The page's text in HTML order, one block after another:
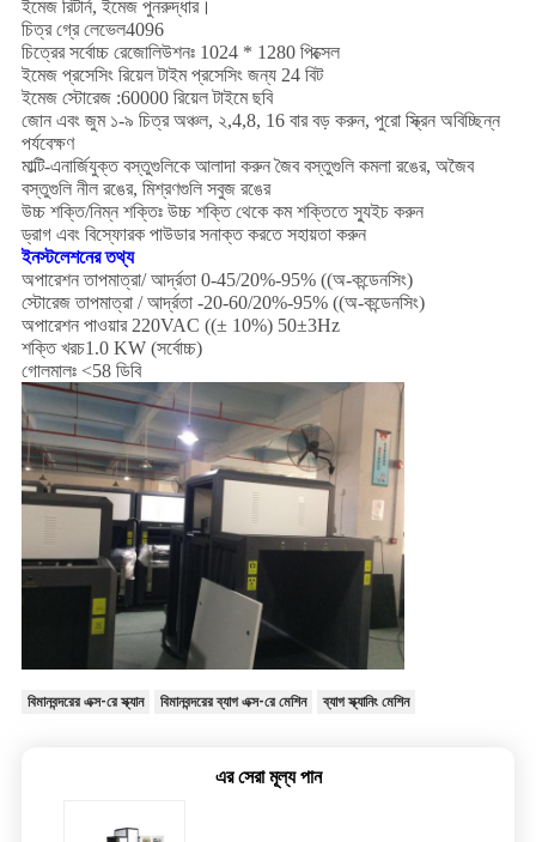
ইমেজ রিটার্ন, ইমেজ পুনরুদ্ধার।
চিত্র গ্রে লেভেল4096
চিত্রের সর্বোচ্চ রেজোলিউশনঃ 1024 * 1280 পিক্সেল
ইমেজ প্রসেসিং রিয়েল টাইম প্রসেসিং জন্য 24 বিট
ইমেজ স্টোরেজ :60000 রিয়েল টাইমে ছবি
জোন এবং জুম ১-৯ চিত্র অঞ্চল, ২,4,8, 16 বার বড় করুন, পুরো স্ক্রিন অবিচ্ছিন্ন
পর্যবেক্ষণ
মাল্টি-এনার্জিযুক্ত বস্তুগুলিকে আলাদা করুন জৈব বস্তুগুলি কমলা রঙের, অজৈব
বস্তুগুলি নীল রঙের, মিশ্রণগুলি সবুজ রঙের
উচ্চ শক্তি/নিম্ন শক্তিঃ উচ্চ শক্তি থেকে কম শক্তিতে স্যুইচ করুন
ড্রাগ এবং বিস্ফোরক পাউডার সনাক্ত করতে সহায়তা করুন
ইনস্টলেশনের তথ্য
অপারেশন তাপমাত্রা/ আর্দ্রতা 0-45/20%-95% ((অ-কন্ডেনসিং)
স্টোরেজ তাপমাত্রা / আর্দ্রতা -20-60/20%-95% ((অ-কন্ডেনসিং)
অপারেশন পাওয়ার 220VAC ((± 10%) 50±3Hz
শক্তি খরচ1.0 KW (সর্বোচ্চ)
গোলমালঃ <58 ডিবি
বিমানবন্দরের এক্স-রে স্ক্যান বিমানবন্দরের ব্যাগ এক্স-রে মেশিন ব্যাগ স্ক্যানিং মেশিন
এর সেরা মূল্য পান